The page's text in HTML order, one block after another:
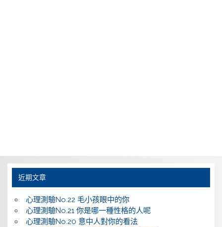
近期文章
心理測驗No.22 毛小孩眼中的你
心理測驗No.21 你是哪一種性格的人呢
心理測驗No.20 意中人對你的看法